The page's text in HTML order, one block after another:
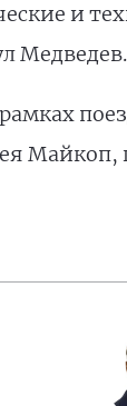
и
Медведев.
рамках
Майкоп,